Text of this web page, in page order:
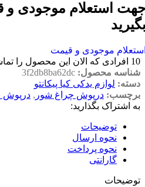
استعلام موجودی و
موجودی و قیمت
10 افرادی که الان این محصول را
شناسه محصول: 3f2db8ba62dc
دسته: لوازم یدکی کیا پیکانتو
برچسب: درپوش چراغ شور , درپوش
به اشتراک بگذارید:
توضیحات
نحوه ارسال
نحوه پرداخت
گارانتی
توضیحات